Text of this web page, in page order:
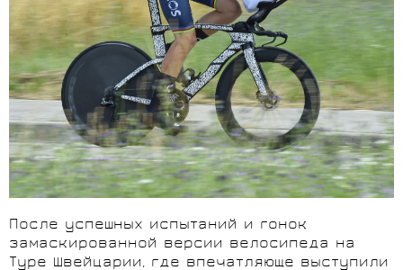
После успешных испытаний и гонок
замаскированной версии велосипеда на
Туре Швейцарии, где впечатляюще выступили